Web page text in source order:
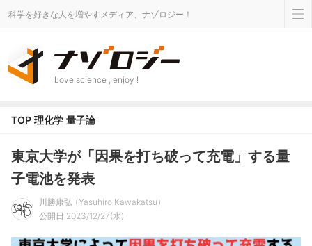
科学を好きな人を増やすメディア、ナゾロジー！
Love science , enjoy !
TOP 理化学 量子論
東京大学が「因果を打ち破って充電」する量
子電池を発表
川勝康弘
Yasuhiro Kawakatsu
公開日 2023/12/27(水)